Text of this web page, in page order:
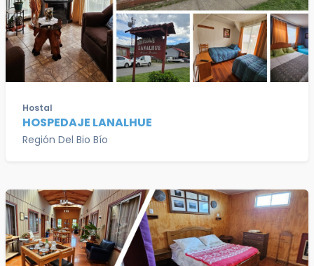
Hostal
HOSPEDAJE LANALHUE
Región Del Bio Bío